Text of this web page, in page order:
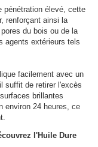
pénétration élevé, cette
renforçant ainsi la
du bois ou de la
agents extérieurs tels
facilement avec un
suffit de retirer l'excès
brillantes
environ 24 heures, ce
l'Huile Dure